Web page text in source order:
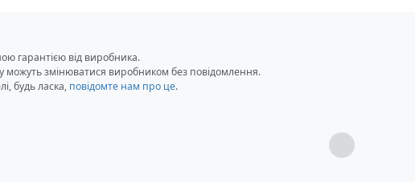
гарантією від виробника.
можуть змінюватися виробником без повідомлення.
будь ласка, повідомте нам про це.
Загрузка...